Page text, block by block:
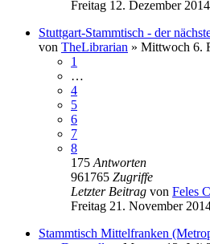
Freitag 12. Dezember
Stuttgart-Stammtisch - der
von TheLibrarian » Mittwoch 6.
1
…
4
5
6
7
8
175 Antworten
961765 Zugriffe
Letzter Beitrag von Feles
Freitag 21. November
Stammtisch Mittelfranken